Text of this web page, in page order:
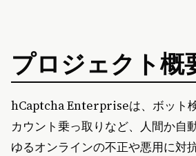
プロジェクト概
hCaptcha Enterpriseは、ボット
カウント乗っ取りなど、人間か自
ゆるオンラインの不正や悪用に対